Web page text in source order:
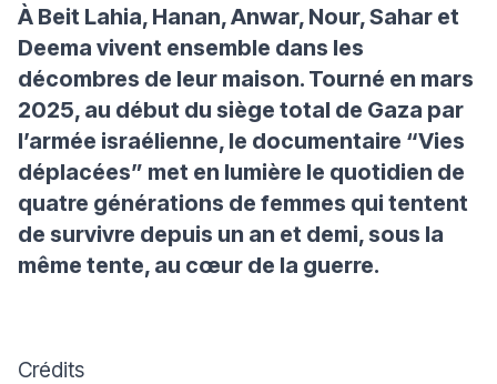
À Beit Lahia, Hanan, Anwar, Nour, Sahar et
Deema vivent ensemble dans les
décombres de leur maison. Tourné en mars
2025, au début du siège total de Gaza par
l’armée israélienne, le documentaire “Vies
déplacées” met en lumière le quotidien de
quatre générations de femmes qui tentent
de survivre depuis un an et demi, sous la
même tente, au cœur de la guerre.
Crédits